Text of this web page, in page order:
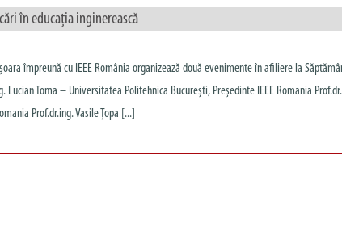
în educația inginerească
împreună cu IEEE România organizează două evenimente în afiliere la
Toma – Universitatea Politehnica București, Președinte IEEE Romania
Prof.dr.ing. Vasile Ţopa [...]